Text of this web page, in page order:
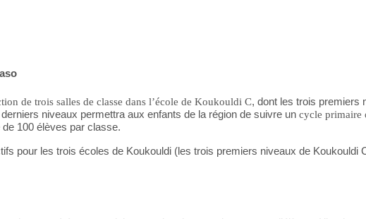
de trois salles de classe dans l’école de Koukouldi C, dont les trois premiers
niveaux permettra aux enfants de la région de suivre un cycle primaire
100 élèves par classe.
pour les trois écoles de Koukouldi (les trois premiers niveaux de Koukouldi